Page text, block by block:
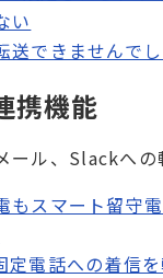
い
送できませんで
携機能
ール、Slackへ
もスマート留守
定電話への着信